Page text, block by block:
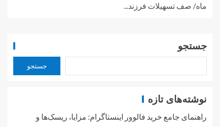
ماه/ صف تسهیلات فرزند...
جستجو
جستجو
نوشته‌های تازه
راهنمای جامع خرید فالوور اینستاگرام: مزایا، ریسک‌ها و